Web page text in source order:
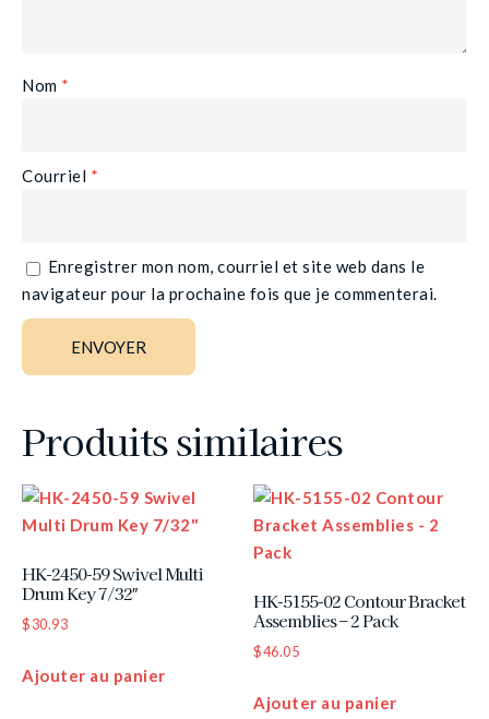
Nom *
Courriel *
Enregistrer mon nom, courriel et site web dans le
navigateur pour la prochaine fois que je commenterai.
Produits similaires
HK-2450-59 Swivel Multi
Drum Key 7/32″
$30.93
Ajouter au panier
HK-5155-02 Contour Bracket
Assemblies – 2 Pack
$46.05
Ajouter au panier